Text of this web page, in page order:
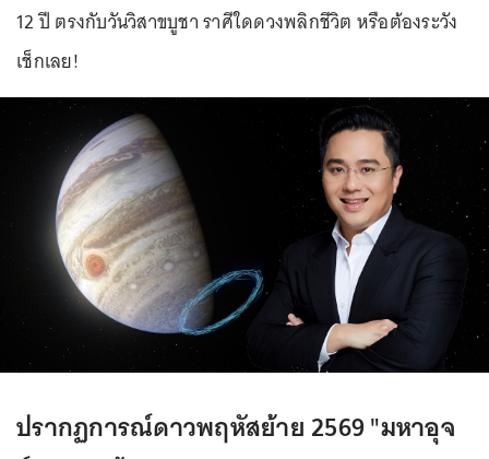
12 ปี ตรงกับวันวิสาขบูชา ราศีใดดวงพลิกชีวิต หรือต้องระวัง
เช็กเลย!
ปรากฏการณ์ดาวพฤหัสย้าย 2569 "มหาอุจ